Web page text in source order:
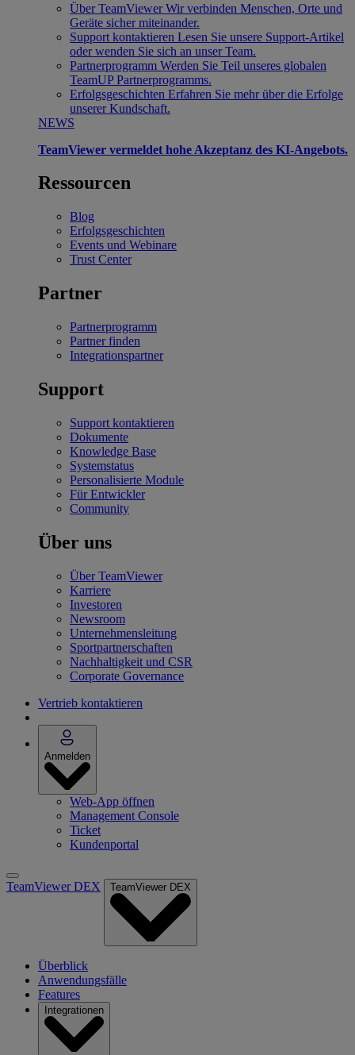
Über TeamViewer Wir verbinden Menschen, Orte und
Geräte sicher miteinander.
Support kontaktieren Lesen Sie unsere Support-Artikel
oder wenden Sie sich an unser Team.
Partnerprogramm Werden Sie Teil unseres globalen
TeamUP Partnerprogramms.
Erfolgsgeschichten Erfahren Sie mehr über die Erfolge
unserer Kundschaft.
NEWS
TeamViewer vermeldet hohe Akzeptanz des KI-Angebots.
Ressourcen
Blog
Erfolgsgeschichten
Events und Webinare
Trust Center
Partner
Partnerprogramm
Partner finden
Integrationspartner
Support
Support kontaktieren
Dokumente
Knowledge Base
Systemstatus
Personalisierte Module
Für Entwickler
Community
Über uns
Über TeamViewer
Karriere
Investoren
Newsroom
Unternehmensleitung
Sportpartnerschaften
Nachhaltigkeit und CSR
Corporate Governance
Vertrieb kontaktieren
Anmelden
Web-App öffnen
Management Console
Ticket
Kundenportal
TeamViewer DEX TeamViewer DEX
Überblick
Anwendungsfälle
Features
Integrationen